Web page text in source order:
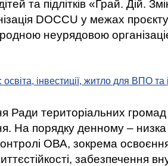
та підлітків «Грай. Дій.
DOCCU у межах
неурядовою
освіта, інвестиції, житло для ВПО
Ради територіальних громад
На порядку денному –
ОВА, зокрема освоєння
забезпечення